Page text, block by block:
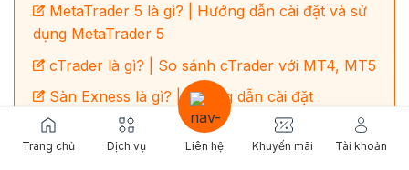
MetaTrader 5 là gì? | Hướng dẫn cài đặt và sử
dụng MetaTrader 5
cTrader là gì? | So sánh cTrader với MT4, MT5
Sàn Exness là gì? | Hướng dẫn cài đặt
MT4/MT5 của sàn Exness trên VPS Forex
Sàn IC Markets là gì? | Đánh giá sàn giao dịch
Trang chủ Dịch vụ Liên hệ Khuyến mãi Tài khoản